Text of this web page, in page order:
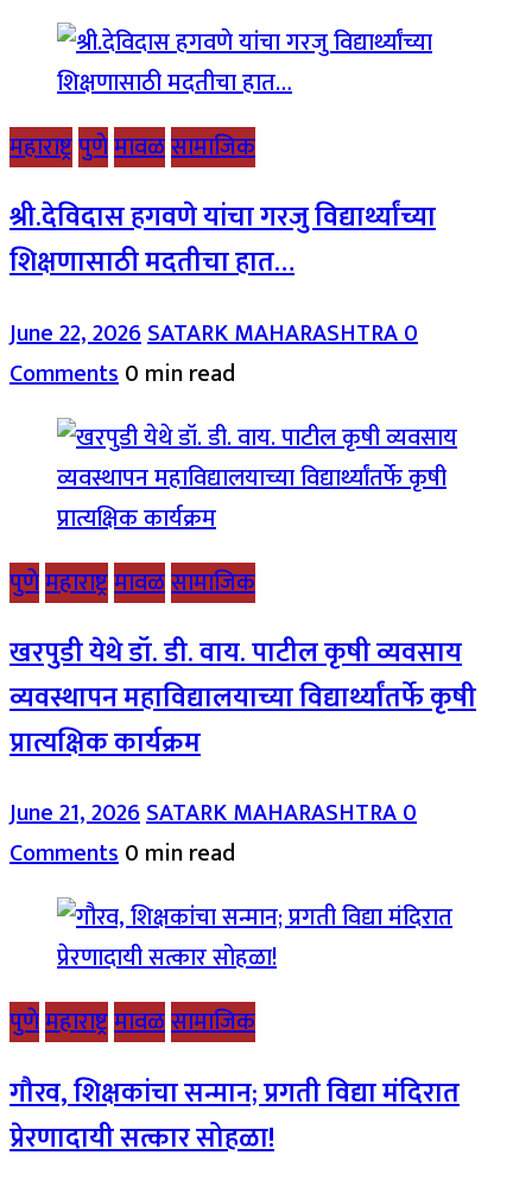
महाराष्ट्रपुणेमावळसामाजिक
श्री.देविदास हगवणे यांचा गरजु विद्यार्थ्यांच्या
शिक्षणासाठी मदतीचा हात…
June 22, 2026SATARK MAHARASHTRA0
Comments0 min read
पुणेमहाराष्ट्रमावळसामाजिक
खरपुडी येथे डॉ. डी. वाय. पाटील कृषी व्यवसाय
व्यवस्थापन महाविद्यालयाच्या विद्यार्थ्यांतर्फे कृषी
प्रात्यक्षिक कार्यक्रम
June 21, 2026SATARK MAHARASHTRA0
Comments0 min read
पुणेमहाराष्ट्रमावळसामाजिक
गौरव, शिक्षकांचा सन्मान; प्रगती विद्या मंदिरात
प्रेरणादायी सत्कार सोहळा!